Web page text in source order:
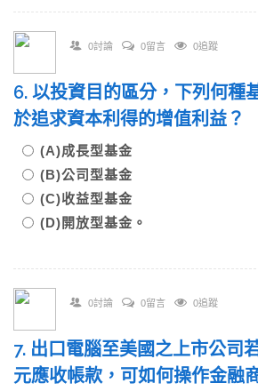
0討論 0留言 0追蹤
6. 以投資目的區分，下列何種
於追求資本利得的增值利益？
(A)成長型基金
(B)公司型基金
(C)收益型基金
(D)開放型基金。
0討論 0留言 0追蹤
7. 出口電腦至美國之上市公司
元應收帳款，可如何操作金融